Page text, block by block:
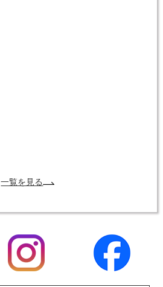
一覧を見る